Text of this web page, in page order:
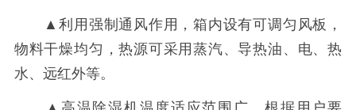
▲利用强制通风作用，箱内设有可调匀风板，
物料干燥均匀，热源可采用蒸汽、导热油、电、热
水、远红外等。